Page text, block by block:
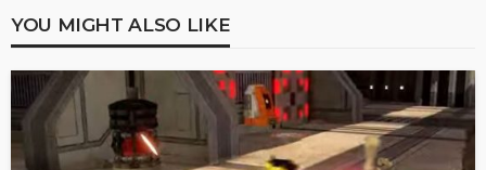
YOU MIGHT ALSO LIKE